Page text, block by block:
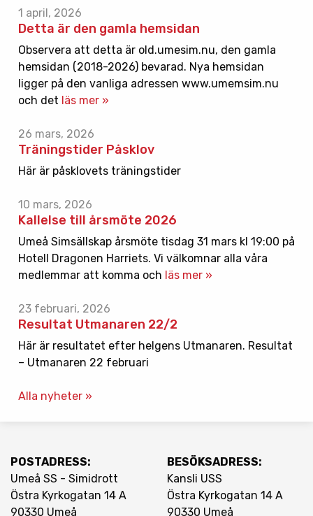
1 april, 2026
Detta är den gamla hemsidan
Observera att detta är old.umesim.nu, den gamla
hemsidan (2018-2026) bevarad. Nya hemsidan
ligger på den vanliga adressen www.umemsim.nu
och det läs mer »
26 mars, 2026
Träningstider Påsklov
Här är påsklovets träningstider
10 mars, 2026
Kallelse till årsmöte 2026
Umeå Simsällskap årsmöte tisdag 31 mars kl 19:00 på
Hotell Dragonen Harriets. Vi välkomnar alla våra
medlemmar att komma och läs mer »
23 februari, 2026
Resultat Utmanaren 22/2
Här är resultatet efter helgens Utmanaren. Resultat
– Utmanaren 22 februari
Alla nyheter »
POSTADRESS:
Umeå SS - Simidrott
Östra Kyrkogatan 14 A
90330 Umeå
BESÖKSADRESS:
Kansli USS
Östra Kyrkogatan 14 A
90330 Umeå